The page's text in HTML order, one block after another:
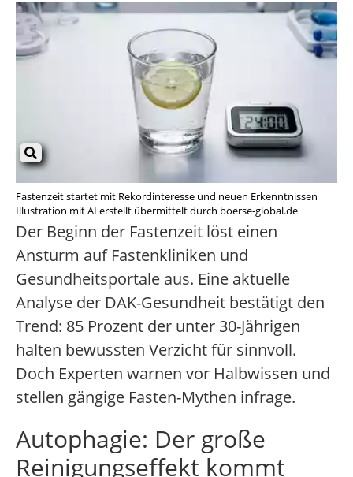
Fastenzeit startet mit Rekordinteresse und neuen Erkenntnissen
Illustration mit AI erstellt übermittelt durch boerse-global.de
Der Beginn der Fastenzeit löst einen
Ansturm auf Fastenkliniken und
Gesundheitsportale aus. Eine aktuelle
Analyse der DAK-Gesundheit bestätigt den
Trend: 85 Prozent der unter 30-Jährigen
halten bewussten Verzicht für sinnvoll.
Doch Experten warnen vor Halbwissen und
stellen gängige Fasten-Mythen infrage.
Autophagie: Der große
Reinigungseffekt kommt